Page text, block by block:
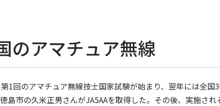
のアマチュア無線
1回のアマチュア無線技士国家試験が始まり、翌年には全国
島市の久米正男さんがJA5AAを取得した。その後、実施され